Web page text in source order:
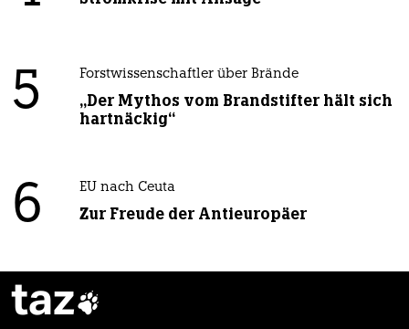
5 Forstwissenschaftler über Brände
„Der Mythos vom Brandstifter hält sich
hartnäckig“
6 EU nach Ceuta
Zur Freude der Antieuropäer
taz